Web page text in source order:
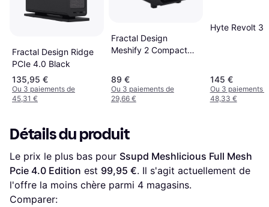
Fractal Design Ridge
PCIe 4.0 Black
135,95 €
Ou 3 paiements de
45,31 €
Fractal Design
Meshify 2 Compact
Tower Case
89 €
Ou 3 paiements de
29,66 €
Hyte Revolt 3
145 €
Ou 3 paiements
48,33 €
Détails du produit
Le prix le plus bas pour Ssupd Meshlicious Full Mesh
Pcie 4.0 Edition est 99,95 €. Il s'agit actuellement de
l'offre la moins chère parmi 4 magasins.
Comparer: